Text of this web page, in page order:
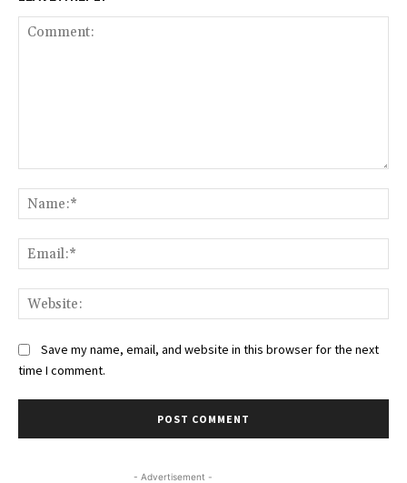
Save my name, email, and website in this browser for the next
time I comment.
- Advertisement -